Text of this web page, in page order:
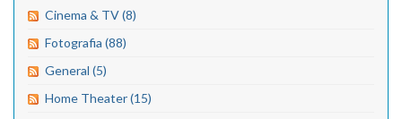
Cinema & TV (8)
Fotografia (88)
General (5)
Home Theater (15)